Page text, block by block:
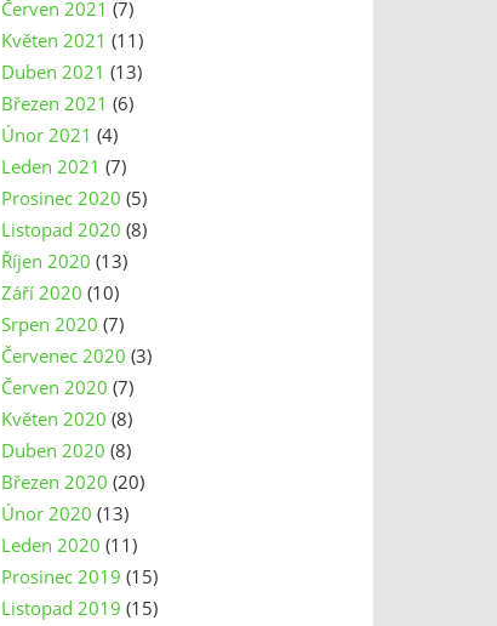
Červen 2021 (7)
Květen 2021 (11)
Duben 2021 (13)
Březen 2021 (6)
Únor 2021 (4)
Leden 2021 (7)
Prosinec 2020 (5)
Listopad 2020 (8)
Říjen 2020 (13)
Září 2020 (10)
Srpen 2020 (7)
Červenec 2020 (3)
Červen 2020 (7)
Květen 2020 (8)
Duben 2020 (8)
Březen 2020 (20)
Únor 2020 (13)
Leden 2020 (11)
Prosinec 2019 (15)
Listopad 2019 (15)